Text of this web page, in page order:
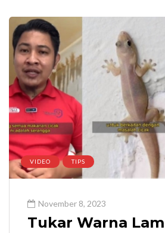
VIDEO TIPS
November 8, 2023
Tukar Warna